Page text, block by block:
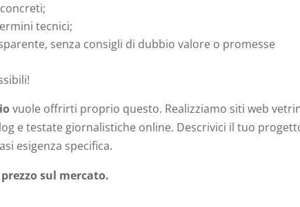
tecnici;
senza consigli di dubbio valore o promesse
vuole offrirti proprio questo. Realizziamo siti web
e testate giornalistiche online. Descrivici il tuo
esigenza specifica.
sul mercato.